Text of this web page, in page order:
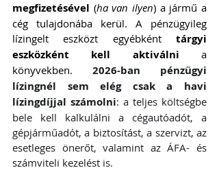
megfizetésével (ha van ilyen) a jármű a
cég tulajdonába kerül. A pénzügyileg
lízingelt eszközt egyébként tárgyi
eszközként kell aktiválni a
könyvekben. 2026-ban pénzügyi
lízingnél sem elég csak a havi
lízingdíjjal számolni: a teljes költségbe
bele kell kalkulálni a cégautóadót, a
gépjárműadót, a biztosítást, a szervizt, az
esetleges önerőt, valamint az ÁFA- és
számviteli kezelést is.